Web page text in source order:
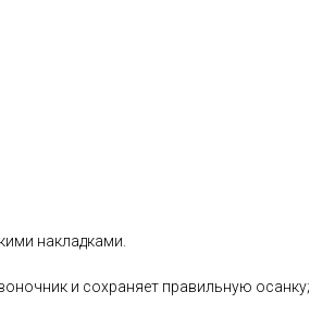
накладками.
и сохраняет правильную осанку;